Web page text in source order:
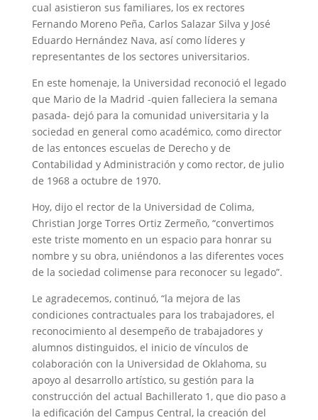
cual asistieron sus familiares, los ex rectores
Fernando Moreno Peña, Carlos Salazar Silva y José
Eduardo Hernández Nava, así como líderes y
representantes de los sectores universitarios.
En este homenaje, la Universidad reconoció el legado
que Mario de la Madrid -quien falleciera la semana
pasada- dejó para la comunidad universitaria y la
sociedad en general como académico, como director
de las entonces escuelas de Derecho y de
Contabilidad y Administración y como rector, de julio
de 1968 a octubre de 1970.
Hoy, dijo el rector de la Universidad de Colima,
Christian Jorge Torres Ortiz Zermeño, “convertimos
este triste momento en un espacio para honrar su
nombre y su obra, uniéndonos a las diferentes voces
de la sociedad colimense para reconocer su legado”.
Le agradecemos, continuó, “la mejora de las
condiciones contractuales para los trabajadores, el
reconocimiento al desempeño de trabajadores y
alumnos distinguidos, el inicio de vínculos de
colaboración con la Universidad de Oklahoma, su
apoyo al desarrollo artístico, su gestión para la
construcción del actual Bachillerato 1, que dio paso a
la edificación del Campus Central, la creación del